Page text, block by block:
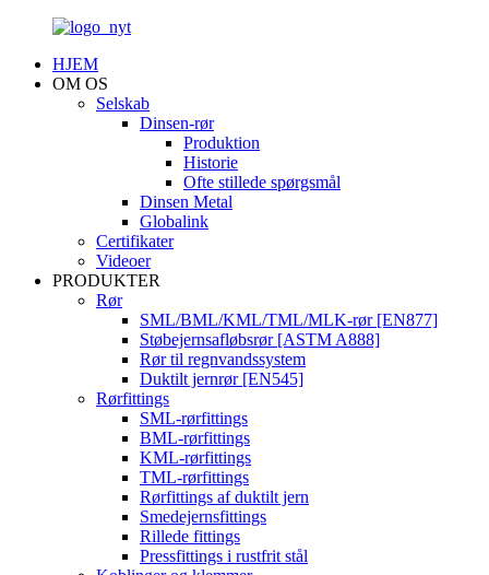
HJEM
OM OS
Selskab
Dinsen-rør
Produktion
Historie
Ofte stillede spørgsmål
Dinsen Metal
Globalink
Certifikater
Videoer
PRODUKTER
Rør
SML/BML/KML/TML/MLK-rør [EN877]
Støbejernsafløbsrør [ASTM A888]
Rør til regnvandssystem
Duktilt jernrør [EN545]
Rørfittings
SML-rørfittings
BML-rørfittings
KML-rørfittings
TML-rørfittings
Rørfittings af duktilt jern
Smedejernsfittings
Rillede fittings
Pressfittings i rustfrit stål